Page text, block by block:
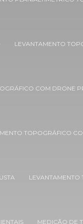
LEVANTAMENTO
COM DRONE
TOPOGRÁFICO
MEDIÇÃO DE
Empresas de
Empresas de
Estudo de
urbano